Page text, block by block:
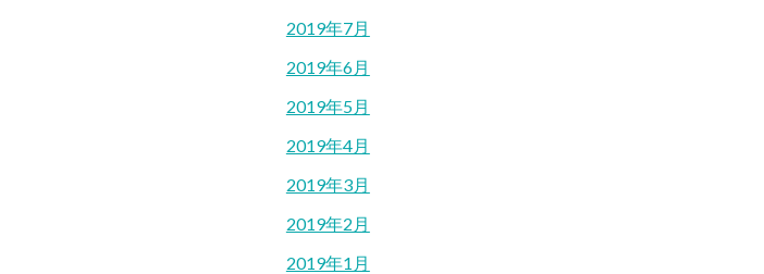
2019年7月
2019年6月
2019年5月
2019年4月
2019年3月
2019年2月
2019年1月